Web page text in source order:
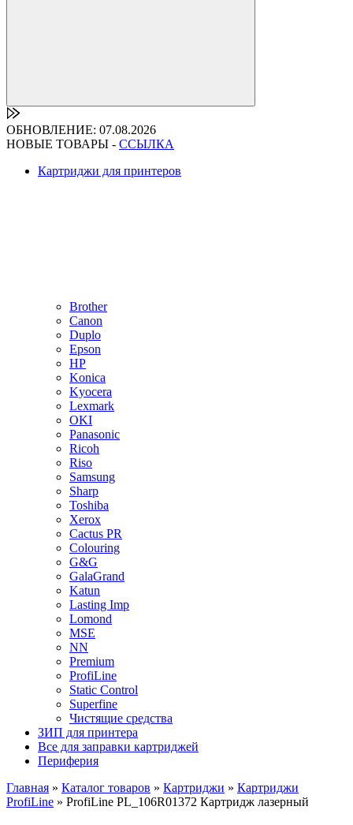
ОБНОВЛЕНИЕ: 07.08.2026
НОВЫЕ ТОВАРЫ - ССЫЛКА
Картриджи для принтеров
Brother
Canon
Duplo
Epson
HP
Konica
Kyocera
Lexmark
OKI
Panasonic
Ricoh
Riso
Samsung
Sharp
Toshiba
Xerox
Cactus PR
Colouring
G&G
GalaGrand
Katun
Lasting Imp
Lomond
MSE
NN
Premium
ProfiLine
Static Control
Superfine
Чистящие средства
ЗИП для принтера
Все для заправки картриджей
Периферия
Главная » Каталог товаров » Картриджи » Картриджи
ProfiLine » ProfiLine PL_106R01372 Картридж лазерный